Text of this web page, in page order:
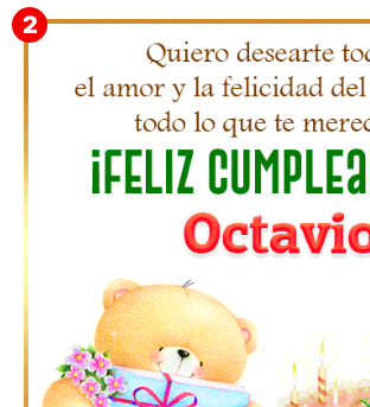
Gifs de Feliz Cumpleaños con Nombres